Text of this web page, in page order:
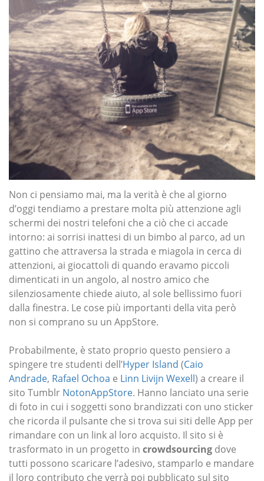
Non ci pensiamo mai, ma la verità è che al giorno
d’oggi tendiamo a prestare molta più attenzione agli
schermi dei nostri telefoni che a ciò che ci accade
intorno: ai sorrisi inattesi di un bimbo al parco, ad un
gattino che attraversa la strada e miagola in cerca di
attenzioni, ai giocattoli di quando eravamo piccoli
dimenticati in un angolo, al nostro amico che
silenziosamente chiede aiuto, al sole bellissimo fuori
dalla finestra. Le cose più importanti della vita però
non si comprano su un AppStore.
Probabilmente, è stato proprio questo pensiero a
spingere tre studenti dell’Hyper Island (Caio
Andrade, Rafael Ochoa e Linn Livijn Wexell) a creare il
sito Tumblr NotonAppStore. Hanno lanciato una serie
di foto in cui i soggetti sono brandizzati con uno sticker
che ricorda il pulsante che si trova sui siti delle App per
rimandare con un link al loro acquisto. Il sito si è
trasformato in un progetto in crowdsourcing dove
tutti possono scaricare l’adesivo, stamparlo e mandare
il loro contributo che verrà poi pubblicato sul sito